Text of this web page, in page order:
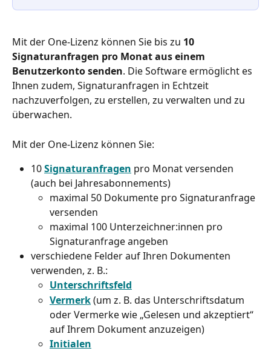
Mit der One-Lizenz können Sie bis zu 10
Signaturanfragen pro Monat aus einem
Benutzerkonto senden. Die Software ermöglicht es
Ihnen zudem, Signaturanfragen in Echtzeit
nachzuverfolgen, zu erstellen, zu verwalten und zu
überwachen.
Mit der One-Lizenz können Sie:
10 Signaturanfragen pro Monat versenden
(auch bei Jahresabonnements)
maximal 50 Dokumente pro Signaturanfrage
versenden
maximal 100 Unterzeichner:innen pro
Signaturanfrage angeben
verschiedene Felder auf Ihren Dokumenten
verwenden, z. B.:
Unterschriftsfeld
Vermerk (um z. B. das Unterschriftsdatum
oder Vermerke wie „Gelesen und akzeptiert“
auf Ihrem Dokument anzuzeigen)
Initialen